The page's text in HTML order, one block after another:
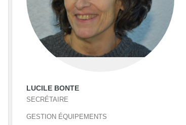
LUCILE BONTE
SECRÉTAIRE
GESTION ÉQUIPEMENTS